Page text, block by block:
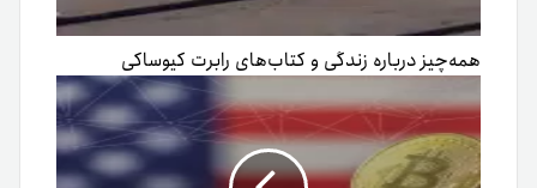
همه‌چیز درباره زندگی و کتاب‌های رابرت کیوساکی